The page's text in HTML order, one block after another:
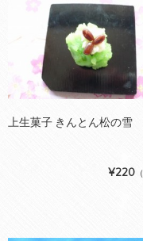
上生菓子 きんとん松の雪
¥220